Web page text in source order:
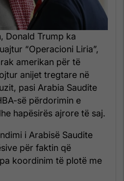
Donald Trump ka
“Operacioni Liria”,
amerikan për të
anijet tregtare në
pasi Arabia Saudite
së përdorimin e
hapësirës ajrore të saj.
i Arabisë Saudite
për faktin që
koordinim të plotë me